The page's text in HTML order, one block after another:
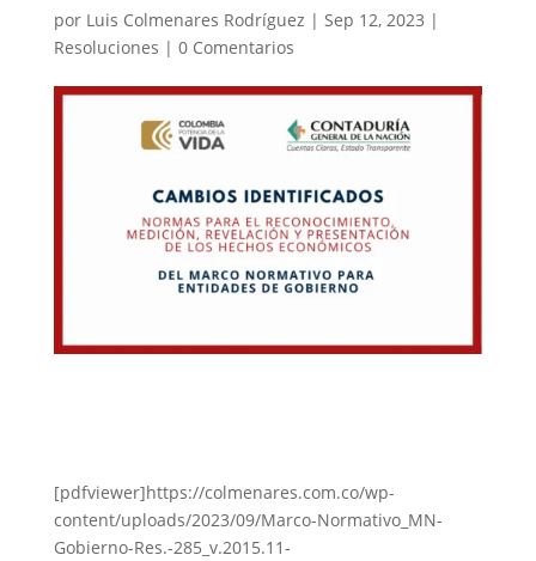
por Luis Colmenares Rodríguez | Sep 12, 2023 |
Resoluciones | 0 Comentarios
[pdfviewer]https://colmenares.com.co/wp-
content/uploads/2023/09/Marco-Normativo_MN-
Gobierno-Res.-285_v.2015.11-